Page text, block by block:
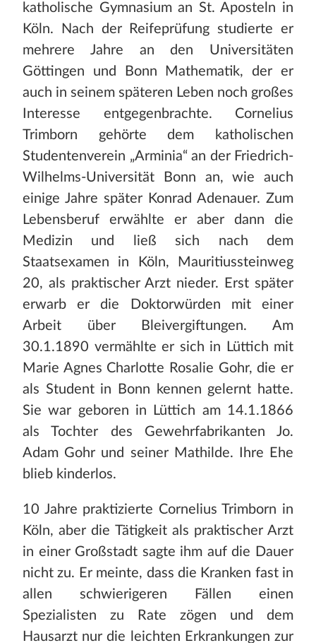
katholische Gymnasium an St. Aposteln in
Köln. Nach der Reifeprüfung studierte er
mehrere Jahre an den Universitäten
Göttingen und Bonn Mathematik, der er
auch in seinem späteren Leben noch großes
Interesse entgegenbrachte. Cornelius
Trimborn gehörte dem katholischen
Studentenverein „Arminia“ an der Friedrich-
Wilhelms-Universität Bonn an, wie auch
einige Jahre später Konrad Adenauer. Zum
Lebensberuf erwählte er aber dann die
Medizin und ließ sich nach dem
Staatsexamen in Köln, Mauritiussteinweg
20, als praktischer Arzt nieder. Erst später
erwarb er die Doktorwürden mit einer
Arbeit über Bleivergiftungen. Am
30.1.1890 vermählte er sich in Lüttich mit
Marie Agnes Charlotte Rosalie Gohr, die er
als Student in Bonn kennen gelernt hatte.
Sie war geboren in Lüttich am 14.1.1866
als Tochter des Gewehrfabrikanten Jo.
Adam Gohr und seiner Mathilde. Ihre Ehe
blieb kinderlos.
10 Jahre praktizierte Cornelius Trimborn in
Köln, aber die Tätigkeit als praktischer Arzt
in einer Großstadt sagte ihm auf die Dauer
nicht zu. Er meinte, dass die Kranken fast in
allen schwierigeren Fällen einen
Spezialisten zu Rate zögen und dem
Hausarzt nur die leichten Erkrankungen zur